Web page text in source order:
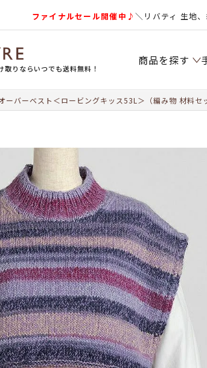
ファイナルセール開催中♪＼リバティ 生地
りならいつでも送料無料！
商品を探す
ーバーベスト＜ロービングキッス53L＞（編み物 材料セ